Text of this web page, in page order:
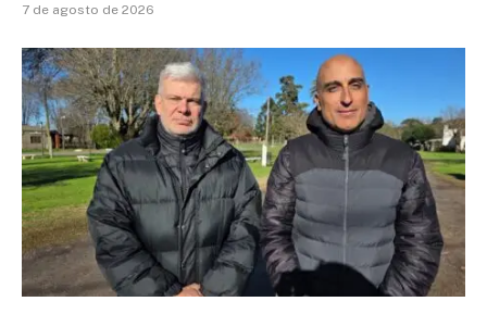
7 de agosto de 2026